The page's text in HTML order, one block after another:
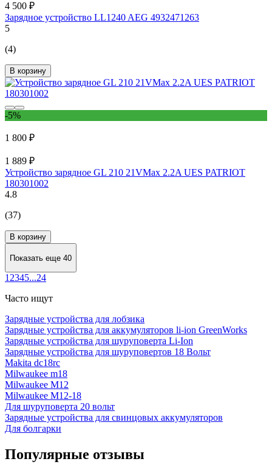
4 500 ₽
Зарядное устройство LL1240 AEG 4932471263
5
(4)
В корзину
-5%
1 800 ₽
1 889 ₽
Устройство зарядное GL 210 21VMax 2.2A UES PATRIOT
180301002
4.8
(37)
В корзину
Показать еще 40
1 2345...24
Часто ищут
Зарядные устройства для лобзика
Зарядные устройства для аккумуляторов li-ion GreenWorks
Зарядные устройства для шуруповерта Li-Ion
Зарядные устройства для шуруповертов 18 Вольт
Makita dc18rc
Milwaukee m18
Milwaukee M12
Milwaukee M12-18
Для шуруповерта 20 вольт
Зарядные устройства для свинцовых аккумуляторов
Для болгарки
Популярные отзывы